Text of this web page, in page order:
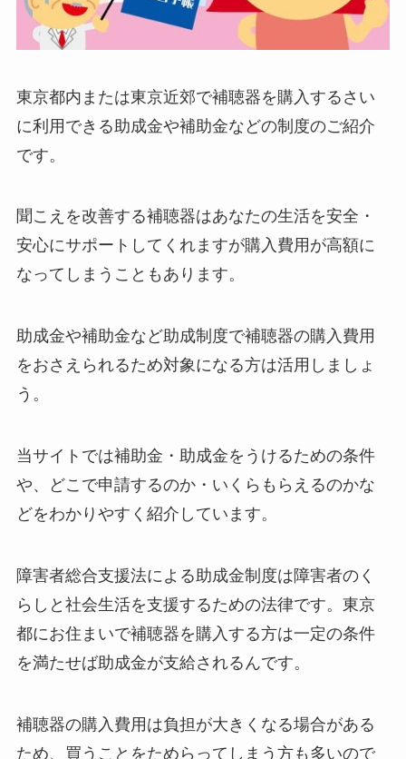
東京都内または東京近郊で補聴器を購入するさい
に利用できる助成金や補助金などの制度のご紹介
です。
聞こえを改善する補聴器はあなたの生活を安全・
安心にサポートしてくれますが購入費用が高額に
なってしまうこともあります。
助成金や補助金など助成制度で補聴器の購入費用
をおさえられるため対象になる方は活用しましょ
う。
当サイトでは補助金・助成金をうけるための条件
や、どこで申請するのか・いくらもらえるのかな
どをわかりやすく紹介しています。
障害者総合支援法による助成金制度は障害者のく
らしと社会生活を支援するための法律です。東京
都にお住まいで補聴器を購入する方は一定の条件
を満たせば助成金が支給されるんです。
補聴器の購入費用は負担が大きくなる場合がある
ため、買うことをためらってしまう方も多いので